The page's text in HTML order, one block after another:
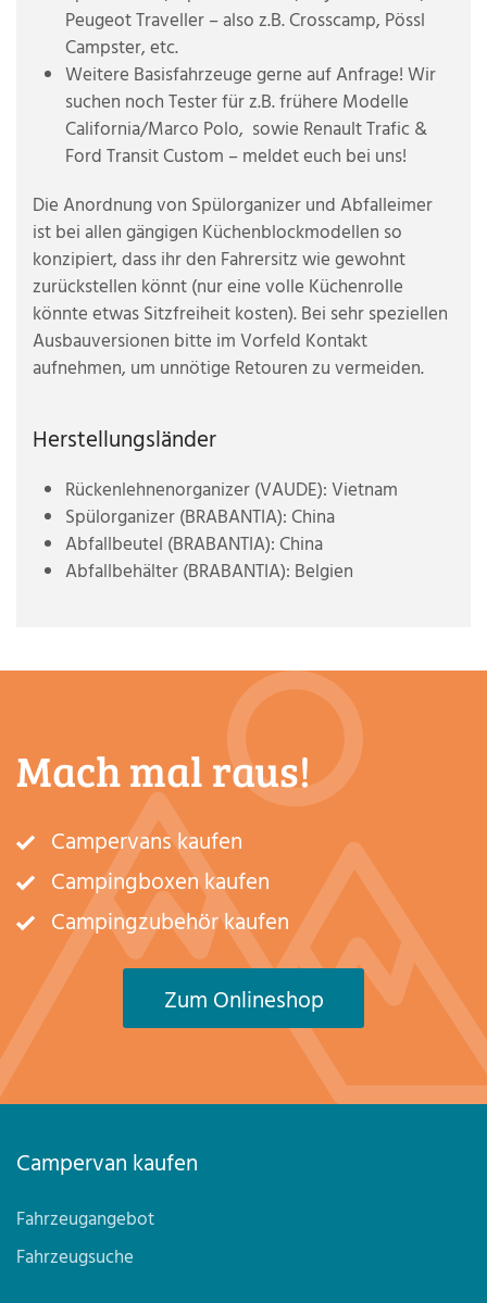
Peugeot Traveller – also z.B. Crosscamp, Pössl
Campster, etc.
Weitere Basisfahrzeuge gerne auf Anfrage! Wir
suchen noch Tester für z.B. frühere Modelle
California/Marco Polo, sowie Renault Trafic &
Ford Transit Custom – meldet euch bei uns!
Die Anordnung von Spülorganizer und Abfalleimer
ist bei allen gängigen Küchenblockmodellen so
konzipiert, dass ihr den Fahrersitz wie gewohnt
zurückstellen könnt (nur eine volle Küchenrolle
könnte etwas Sitzfreiheit kosten). Bei sehr speziellen
Ausbauversionen bitte im Vorfeld Kontakt
aufnehmen, um unnötige Retouren zu vermeiden.
Herstellungsländer
Rückenlehnenorganizer (VAUDE): Vietnam
Spülorganizer (BRABANTIA): China
Abfallbeutel (BRABANTIA): China
Abfallbehälter (BRABANTIA): Belgien
Mach mal raus!
Campervans kaufen
Campingboxen kaufen
Campingzubehör kaufen
Zum Onlineshop
Campervan kaufen
Fahrzeugangebot
Fahrzeugsuche